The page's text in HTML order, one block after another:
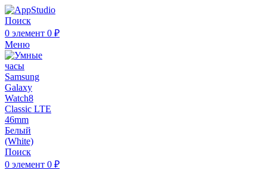
Поиск
0 элемент 0 ₽
Меню
Поиск
0 элемент 0 ₽